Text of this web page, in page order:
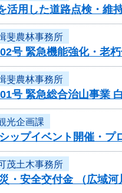
活用した道路点検・
斐農林事務所
号 緊急機能強化・老
斐農林事務所
号 緊急総合治山事業
光企画課
ップイベント開催・プ
茂土木事務所
・安全交付金 （広域